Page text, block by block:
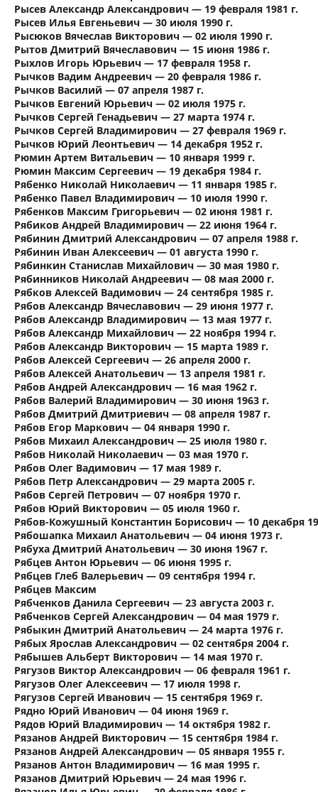
Рысев Александр Александрович — 19 февраля 1981 г.
Рысев Илья Евгеньевич — 30 июля 1990 г.
Рысюков Вячеслав Викторович — 02 июля 1990 г.
Рытов Дмитрий Вячеславович — 15 июня 1986 г.
Рыхлов Игорь Юрьевич — 17 февраля 1958 г.
Рычков Вадим Андреевич — 20 февраля 1986 г.
Рычков Василий — 07 апреля 1987 г.
Рычков Евгений Юрьевич — 02 июля 1975 г.
Рычков Сергей Генадьевич — 27 марта 1974 г.
Рычков Сергей Владимирович — 27 февраля 1969 г.
Рычков Юрий Леонтьевич — 14 декабря 1952 г.
Рюмин Артем Витальевич — 10 января 1999 г.
Рюмин Максим Сергеевич — 19 декабря 1984 г.
Рябенко Николай Николаевич — 11 января 1985 г.
Рябенко Павел Владимирович — 10 июля 1990 г.
Рябенков Максим Григорьевич — 02 июня 1981 г.
Рябиков Андрей Владимирович — 22 июня 1964 г.
Рябинин Дмитрий Александрович — 07 апреля 1988 г.
Рябинин Иван Алексеевич — 01 августа 1990 г.
Рябинкин Станислав Михайлович — 30 мая 1980 г.
Рябинников Николай Андреевич — 08 мая 2000 г.
Рябков Алексей Вадимович — 24 сентября 1985 г.
Рябов Александр Вячеславович — 29 июня 1977 г.
Рябов Александр Владимирович — 13 мая 1977 г.
Рябов Александр Михайлович — 22 ноября 1994 г.
Рябов Александр Викторович — 15 марта 1989 г.
Рябов Алексей Сергеевич — 26 апреля 2000 г.
Рябов Алексей Анатольевич — 13 апреля 1981 г.
Рябов Андрей Александрович — 16 мая 1962 г.
Рябов Валерий Владимирович — 30 июня 1963 г.
Рябов Дмитрий Дмитриевич — 08 апреля 1987 г.
Рябов Егор Маркович — 04 января 1990 г.
Рябов Михаил Александрович — 25 июля 1980 г.
Рябов Николай Николаевич — 03 мая 1970 г.
Рябов Олег Вадимович — 17 мая 1989 г.
Рябов Петр Александрович — 29 марта 2005 г.
Рябов Сергей Петрович — 07 ноября 1970 г.
Рябов Юрий Викторович — 05 июля 1960 г.
Рябов-Кожушный Константин Борисович — 10 декабря
Рябошапка Михаил Анатольевич — 04 июня 1973 г.
Рябуха Дмитрий Анатольевич — 30 июня 1967 г.
Рябцев Антон Юрьевич — 06 июня 1995 г.
Рябцев Глеб Валерьевич — 09 сентября 1994 г.
Рябцев Максим
Рябченков Данила Сергеевич — 23 августа 2003 г.
Рябченков Сергей Александрович — 04 мая 1979 г.
Рябыкин Дмитрий Анатольевич — 24 марта 1976 г.
Рябых Ярослав Александрович — 02 сентября 2004 г.
Рябышев Альберт Викторович — 14 мая 1970 г.
Рягузов Виктор Александрович — 06 февраля 1961 г.
Рягузов Олег Алексеевич — 17 июля 1998 г.
Рягузов Сергей Иванович — 15 сентября 1969 г.
Рядно Юрий Иванович — 04 июня 1969 г.
Рядов Юрий Владимирович — 14 октября 1982 г.
Рязанов Андрей Викторович — 15 сентября 1984 г.
Рязанов Андрей Александрович — 05 января 1955 г.
Рязанов Антон Владимирович — 16 мая 1995 г.
Рязанов Дмитрий Юрьевич — 24 мая 1996 г.